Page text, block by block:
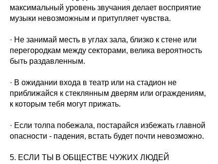
максимальный уровень звучания делает восприятие
музыки невозможным и притупляет чувства.
· Не занимай месть в углах зала, близко к стене или
перегородкам между секторами, велика вероятность
быть раздавленным.
· В ожидании входа в театр или на стадион не
приближайся к стеклянным дверям или ограждениям,
к которым тебя могут прижать.
· Если толпа побежала, постарайся избежать главной
опасности - падения, встать будет почти невозможно.
5. ЕСЛИ ТЫ В ОБЩЕСТВЕ ЧУЖИХ ЛЮДЕЙ